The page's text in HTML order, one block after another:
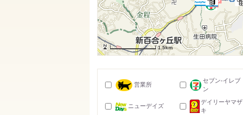
1.5km
営業所
セブン-イレブ
ン
ニューデイズ
デイリーヤマザ
キ